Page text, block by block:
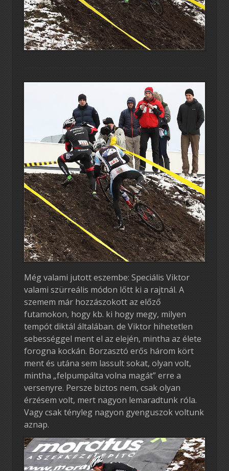
Még valami jutott eszembe: Speciális Viktor
valami szürreális módon lőtt ki a rajtnál. A
szemem már hozzászokott az előző
futamokon, hogy kb. ki hogy megy, milyen
tempót diktál általában. de Viktor hihetetlen
sebességgel ment el az elején, mintha az élete
forogna kockán. Borzasztó erős három kört
ment és utána sem lassult sokat, olyan volt,
mintha „felpumpálta volna magát” erre a
versenyre. Persze biztos nem, csak olyan
érzésem volt, mert nagyon lemaradtunk róla.
Vagy csak tényleg nagyon gyenguszok voltunk
aznap.